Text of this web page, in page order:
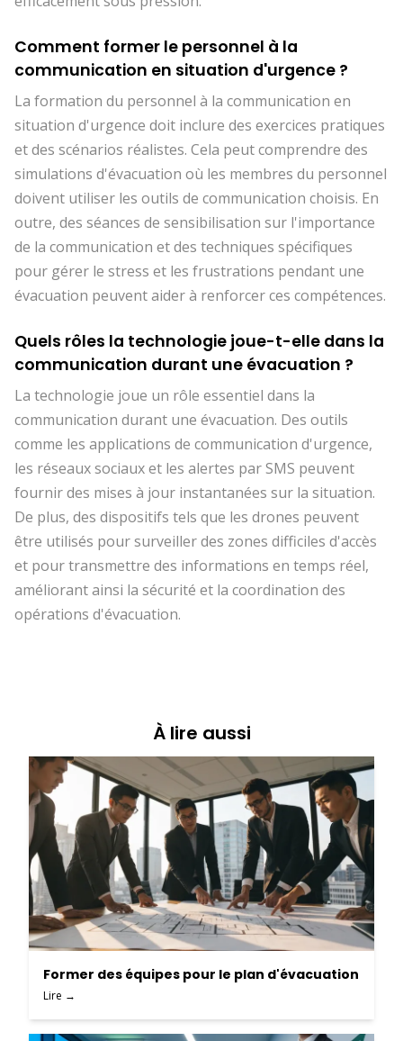
Comment former le personnel à la
communication en situation d'urgence ?
La formation du personnel à la communication en
situation d'urgence doit inclure des exercices pratiques
et des scénarios réalistes. Cela peut comprendre des
simulations d'évacuation où les membres du personnel
doivent utiliser les outils de communication choisis. En
outre, des séances de sensibilisation sur l'importance
de la communication et des techniques spécifiques
pour gérer le stress et les frustrations pendant une
évacuation peuvent aider à renforcer ces compétences.
Quels rôles la technologie joue-t-elle dans la
communication durant une évacuation ?
La technologie joue un rôle essentiel dans la
communication durant une évacuation. Des outils
comme les applications de communication d'urgence,
les réseaux sociaux et les alertes par SMS peuvent
fournir des mises à jour instantanées sur la situation.
De plus, des dispositifs tels que les drones peuvent
être utilisés pour surveiller des zones difficiles d'accès
et pour transmettre des informations en temps réel,
améliorant ainsi la sécurité et la coordination des
opérations d'évacuation.
À lire aussi
Former des équipes pour le plan d'évacuation
Lire →